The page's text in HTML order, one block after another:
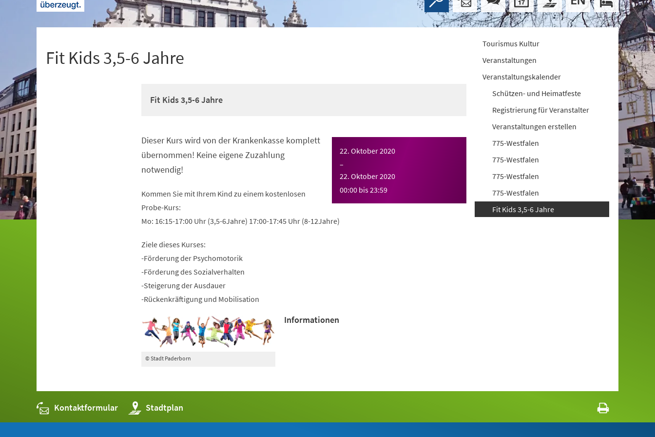
Fit Kids 3,5-6 Jahre
Fit Kids 3,5-6 Jahre
22. Oktober 2020
–
22. Oktober 2020
00:00 bis23:59
Dieser Kurs wird von der Krankenkasse komplett
übernommen! Keine eigene Zuzahlung
notwendig!
Kommen Sie mit Ihrem Kind zu einem kostenlosen
Probe-Kurs:
Mo: 16:15-17:00 Uhr (3,5-6Jahre) 17:00-17:45 Uhr (8-12Jahre)
Ziele dieses Kurses:
-Förderung der Psychomotorik
-Förderung des Sozialverhalten
-Steigerung der Ausdauer
-Rückenkräftigung und Mobilisation
© Stadt Paderborn
Informationen
Tourismus Kultur
Veranstaltungen
Veranstaltungskalender
Schützen- und Heimatfeste
Registrierung für Veranstalter
Veranstaltungen erstellen
775-Westfalen
775-Westfalen
775-Westfalen
775-Westfalen
Fit Kids 3,5-6 Jahre
Kontaktformular Stadtplan
(Öffnet
in
einem